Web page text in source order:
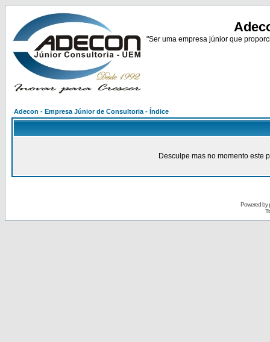
"Ser uma empresa júnior que
Adecon - Empresa Júnior de Consultoria - Índice
Desculpe mas no momento este
Powered by